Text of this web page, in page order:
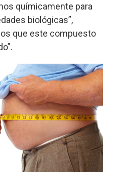
químicamente para
biológicas”,
que este compuesto